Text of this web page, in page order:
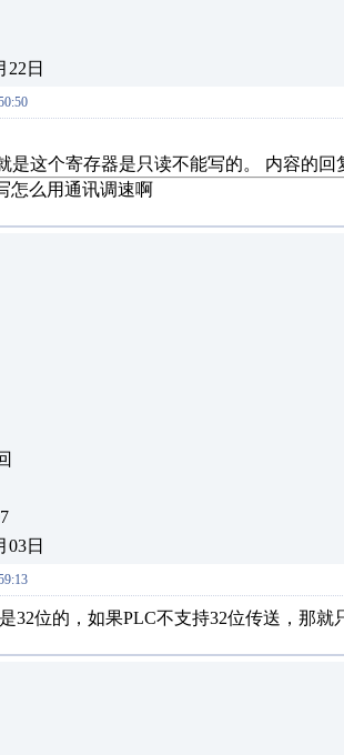
22日
是这个寄存器是只读不能写的。 内容的回
怎么用通讯调速啊
03日
32位的，如果PLC不支持32位传送，那